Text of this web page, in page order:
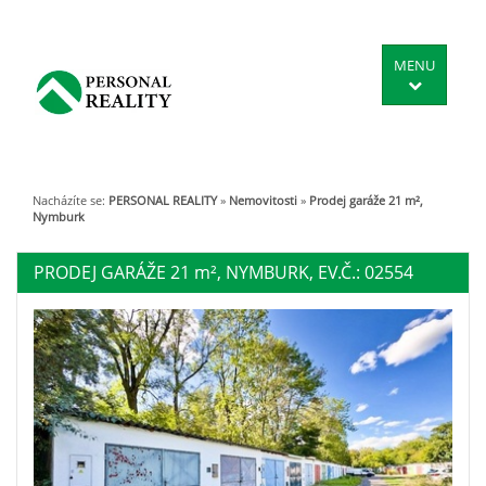
MENU
Nacházíte se: PERSONAL REALITY » Nemovitosti » Prodej garáže 21 m²,
Nymburk
PRODEJ GARÁŽE 21 m², NYMBURK, EV.Č.: 02554